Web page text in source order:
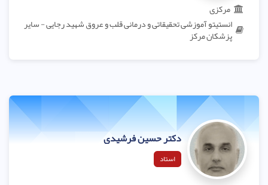
مرکزی
انستیتو آموزشی تحقیقاتی و درمانی قلب و عروق شهید رجایی - سایر
پزشکان مرکز
دکتر حسین فرشیدی
استاد